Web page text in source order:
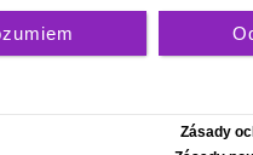
Zásady